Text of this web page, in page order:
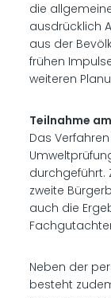
die
ausdrücklich
aus der
frühen
weiteren
Teilnahme
Das
durchgeführt.
zweite
auch die
Neben der
besteht